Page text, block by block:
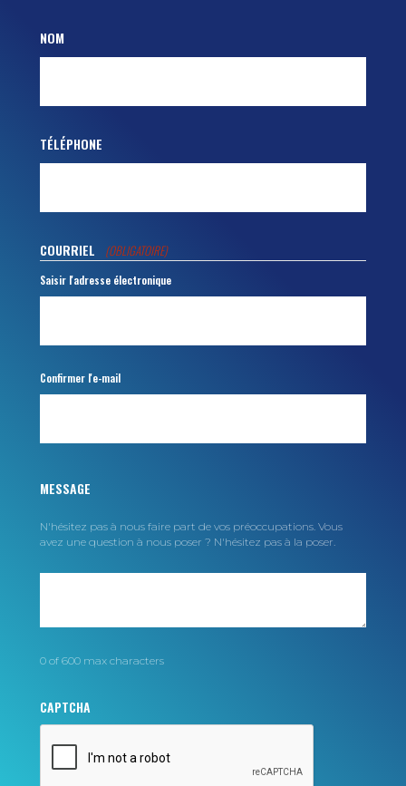
NOM
TÉLÉPHONE
COURRIEL (OBLIGATOIRE)
Saisir l'adresse électronique
Confirmer l'e-mail
MESSAGE
N'hésitez pas à nous faire part de vos préoccupations. Vous
avez une question à nous poser ? N'hésitez pas à la poser.
0 of 600 max characters
CAPTCHA